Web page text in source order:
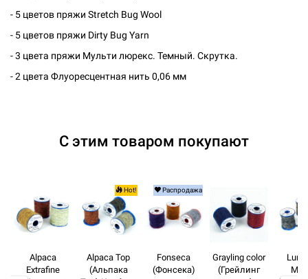
- 5 цветов пряжи Stretch Bug Wool
- 5 цветов пряжи Dirty Bug Yarn
- 3 цветa пряжи Мульти люрекс. Темный. Скрутка.
- 2 цвета Флуоресцентная нить 0,06 мм
С этим товаром покупают
Alpaca
Extrafine
Hot!
Alpaca Top
(Альпака
Распродажа
Fonseca
(Фонсека)
Grayling color
(Грейлинг